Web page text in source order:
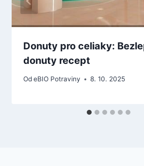
Donuty pro celiaky:
donuty recept
OdeBIO Potraviny 8. 10. 2025